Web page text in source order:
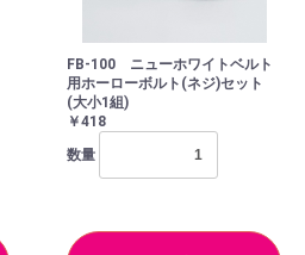
FB-100 ニューホワイトベルト
用ホーローボルト(ネジ)セット
(大小1組)
￥418
数量